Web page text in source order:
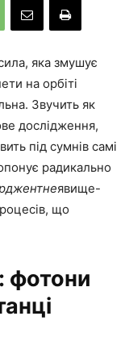
яка змушує
на орбіті
Звучить як
дослідження,
під сумнів самі
радикально
явище-
що
фотони